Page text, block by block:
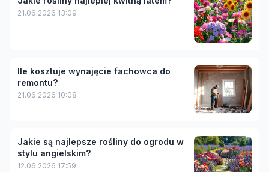
21.06.2026 13:09
Ile kosztuje wynajęcie fachowca do
remontu?
21.06.2026 10:08
Jakie są najlepsze rośliny do ogrodu w
stylu angielskim?
12.06.2026 17:59